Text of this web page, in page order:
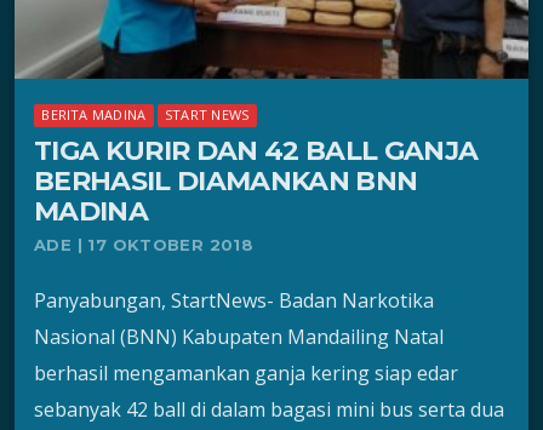
BERITA MADINA START NEWS
TIGA KURIR DAN 42 BALL GANJA
BERHASIL DIAMANKAN BNN
MADINA
ADE | 17 OKTOBER 2018
Panyabungan, StartNews- Badan Narkotika
Nasional (BNN) Kabupaten Mandailing Natal
berhasil mengamankan ganja kering siap edar
sebanyak 42 ball di dalam bagasi mini bus serta dua